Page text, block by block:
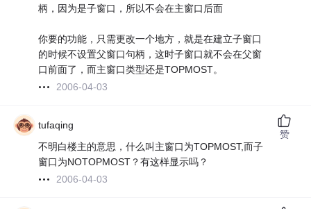
柄，因为是子窗口，所以不会在主窗口后面
你要的功能，只需更改一个地方，就是在建立子窗口
的时候不设置父窗口句柄，这时子窗口就不会在父窗
口前面了，而主窗口类型还是TOPMOST。
2006-04-03
tufaqing
不明白楼主的意思，什么叫主窗口为TOPMOST,而子
窗口为NOTOPMOST？有这样显示吗？
2006-04-03
赞